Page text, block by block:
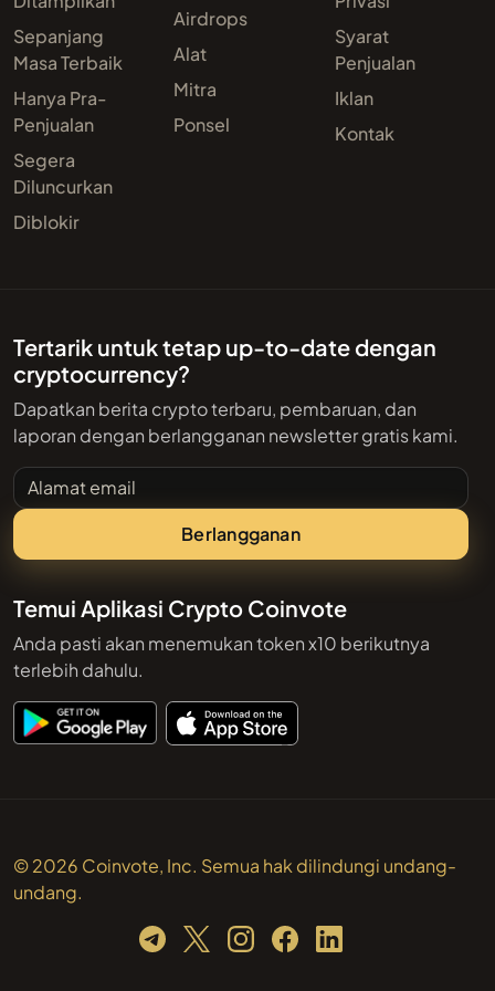
Sepanjang
Masa Terbaik
Hanya Pra-
Penjualan
Segera
Diluncurkan
Diblokir
Airdrops
Alat
Mitra
Ponsel
Syarat
Penjualan
Iklan
Kontak
Tertarik untuk tetap up-to-date dengan
cryptocurrency?
Dapatkan berita crypto terbaru, pembaruan, dan
laporan dengan berlangganan newsletter gratis kami.
Alamat email
Berlangganan
Temui Aplikasi Crypto Coinvote
Anda pasti akan menemukan token x10 berikutnya
terlebih dahulu.
© 2026 Coinvote, Inc. Semua hak dilindungi undang-
undang.